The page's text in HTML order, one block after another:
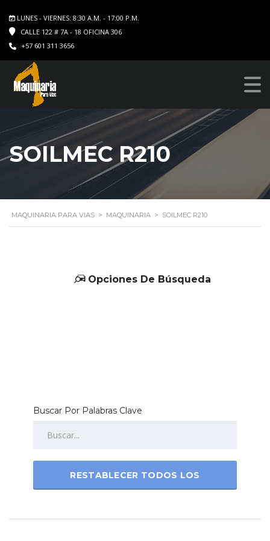
LUNES - VIERNES: 8:30 A.M. - 17:00 P.M.
CALLE 122 # 7A - 18 OFICINA 306
+57 601 311 3656
SOILMEC R210
MAQUINARIA PARA VIAS > MAQUINARIA > SOILMEC R210
Opciones De Búsqueda
Buscar Por Palabras Clave
RESTABLECER TODOS LOS